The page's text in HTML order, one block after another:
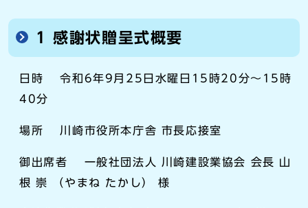
1 感謝状贈呈式概要
日時 令和6年9月25日水曜日15時20分～15時
40分
場所 川崎市役所本庁舎 市長応接室
御出席者 一般社団法人 川崎建設業協会 会長 山
根 崇 （やまね たかし） 様